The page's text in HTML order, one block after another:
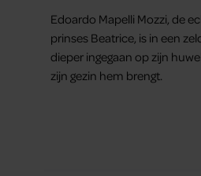
Edoardo Mapelli Mozzi, de
prinses Beatrice, is in een
dieper ingegaan op zijn
zijn gezin hem brengt.